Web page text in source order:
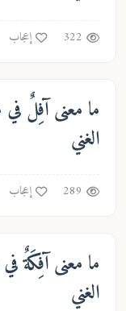
322 إعجاب
ما معنىآفِلٌفي
الغني
289 إعجاب
ما معنىآفِكَةٌفي
الغني